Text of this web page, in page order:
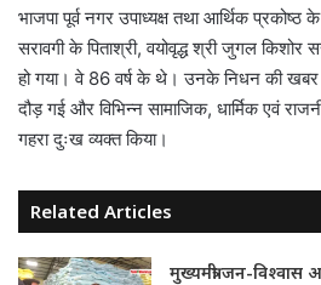
भाजपा पूर्व नगर उपाध्यक्ष तथा आर्थिक
सरावगी के पिताश्री, वयोवृद्ध श्री जुगल
हो गया। वे 86 वर्ष के थे। उनके निधन की
दौड़ गई और विभिन्न सामाजिक, धार्मिक एवं
गहरा दुःख व्यक्त किया।
Related Articles
मुख्यमंत्री जन-विश्वास